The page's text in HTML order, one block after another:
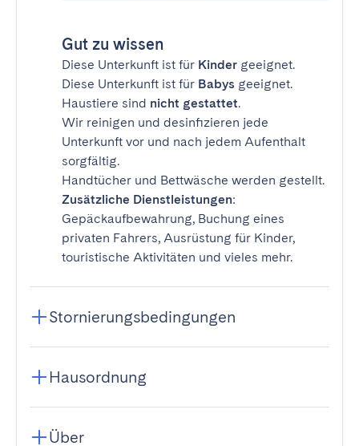
Gut zu wissen
Diese Unterkunft ist für Kinder geeignet.
Diese Unterkunft ist für Babys geeignet.
Haustiere sind nicht gestattet.
Wir reinigen und desinfizieren jede
Unterkunft vor und nach jedem Aufenthalt
sorgfältig.
Handtücher und Bettwäsche werden gestellt.
Zusätzliche Dienstleistungen:
Gepäckaufbewahrung, Buchung eines
privaten Fahrers, Ausrüstung für Kinder,
touristische Aktivitäten und vieles mehr.
Stornierungsbedingungen
Hausordnung
Über